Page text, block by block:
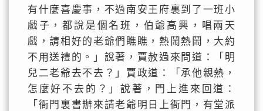
有什麼喜慶事，不過南安王府裏到了一班小
戲子，都說是個名班，伯爺高興，唱兩天
戲，請相好的老爺們瞧瞧，熱鬧熱鬧，大約
不用送禮的。」說著，賈赦過來問道：「明
兒二老爺去不去？」賈政道：「承他親熱，
怎麼好不去的？」說著，門上進來回道：
「衙門裏書辦來請老爺明日上衙門，有堂派